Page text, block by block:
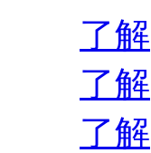
了解
了解
了解